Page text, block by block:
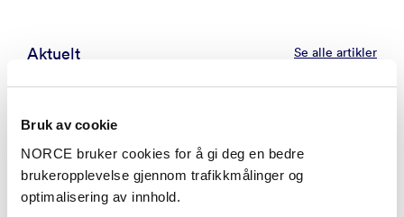
Bruk av cookie
NORCE bruker cookies for å gi deg en bedre
brukeropplevelse gjennom trafikkmålinger og
optimalisering av innhold.
Aktuelt Se alle artikler